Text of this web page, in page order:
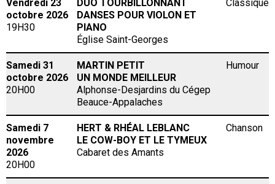
Vendredi 23
octobre 2026
19H30
DUO TOURBILLONNANT
DANSES POUR VIOLON ET
PIANO
Église Saint-Georges
Classique
Samedi 31
octobre 2026
20H00
MARTIN PETIT
UN MONDE MEILLEUR
Alphonse-Desjardins du Cégep
Beauce-Appalaches
Humour
Samedi 7
novembre
2026
20H00
HERT & RHÉAL LEBLANC
LE COW-BOY ET LE TYMEUX
Cabaret des Amants
Chanson